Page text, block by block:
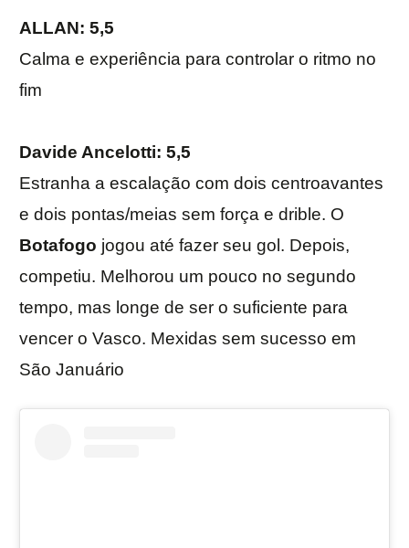
ALLAN: 5,5
Calma e experiência para controlar o ritmo no
fim
Davide Ancelotti: 5,5
Estranha a escalação com dois centroavantes
e dois pontas/meias sem força e drible. O
Botafogo jogou até fazer seu gol. Depois,
competiu. Melhorou um pouco no segundo
tempo, mas longe de ser o suficiente para
vencer o Vasco. Mexidas sem sucesso em
São Januário